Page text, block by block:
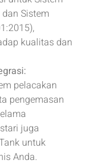
Sistem
kualitas dan
pelacakan
pengemasan
juga
untuk
Anda.